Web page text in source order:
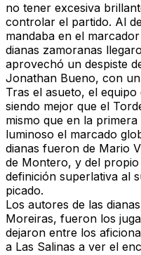
no tener excesiva
controlar el partido. Al
mandaba en el
dianas zamoranas
aprovechó un despiste
Jonathan Bueno, con
Tras el asueto, el
siendo mejor que el
mismo que en la
luminoso el marcado
dianas fueron de Mario
de Montero, y del
definición superlativa al
picado.
Los autores de las
Moreiras, fueron los
dejaron entre los
a Las Salinas a ver el